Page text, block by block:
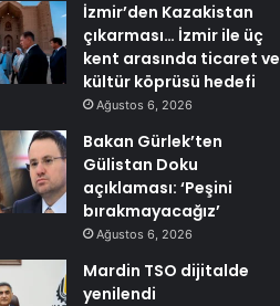
İzmir’den Kazakistan
çıkarması… İzmir ile üç
kent arasında ticaret ve
kültür köprüsü hedefi
Ağustos 6, 2026
Bakan Gürlek’ten
Gülistan Doku
açıklaması: ‘Peşini
bırakmayacağız’
Ağustos 6, 2026
Mardin TSO dijitalde
yenilendi